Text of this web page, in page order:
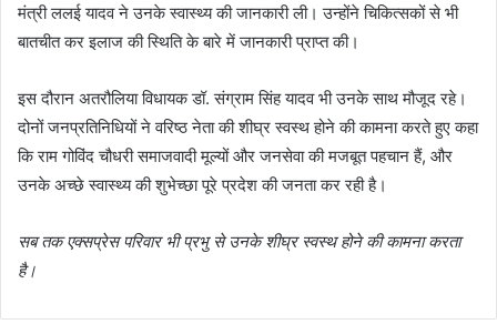
मंत्री ललई यादव ने उनके स्वास्थ्य की जानकारी ली। उन्होंने चिकित्सकों से भी
बातचीत कर इलाज की स्थिति के बारे में जानकारी प्राप्त की।
इस दौरान अतरौलिया विधायक डॉ. संग्राम सिंह यादव भी उनके साथ मौजूद रहे।
दोनों जनप्रतिनिधियों ने वरिष्ठ नेता की शीघ्र स्वस्थ होने की कामना करते हुए कहा
कि राम गोविंद चौधरी समाजवादी मूल्यों और जनसेवा की मजबूत पहचान हैं, और
उनके अच्छे स्वास्थ्य की शुभेच्छा पूरे प्रदेश की जनता कर रही है।
सब तक एक्सप्रेस परिवार भी प्रभु से उनके शीघ्र स्वस्थ होने की कामना करता
है।